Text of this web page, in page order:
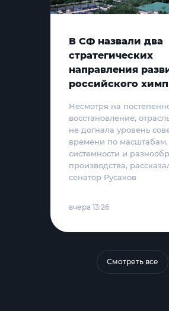
В СФ назвали два
стратегических
направления
российского
Несмотря на
восстановление,
не догнала уровень
времени по масштабам,
системности и
производства,
сенатор Русаков
вчера 13:26
Смотреть все